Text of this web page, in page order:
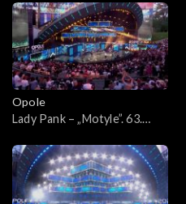
zespołu Lady Pank
Opole
Lady Pank – „Motyle”. 63.
zespołu Lady Pank